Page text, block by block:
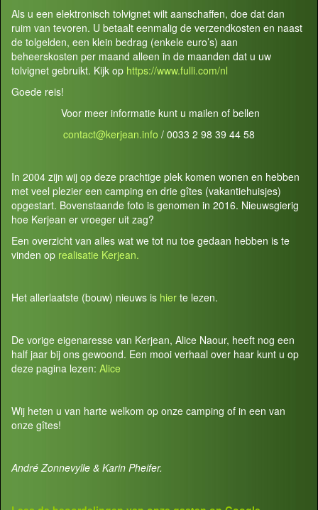
Als u een elektronisch tolvignet wilt aanschaffen, doe dat dan
ruim van tevoren. U betaalt eenmalig de verzendkosten en naast
de tolgelden, een klein bedrag (enkele euro’s) aan
beheerskosten per maand alleen in de maanden dat u uw
tolvignet gebruikt. Kijk op https://www.fulli.com/nl
Goede reis!
Voor meer informatie kunt u mailen of bellen
contact@kerjean.info / 0033 2 98 39 44 58
In 2004 zijn wij op deze prachtige plek komen wonen en hebben
met veel plezier een camping en drie gîtes (vakantiehuisjes)
opgestart. Bovenstaande foto is genomen in 2016. Nieuwsgierig
hoe Kerjean er vroeger uit zag?
Een overzicht van alles wat we tot nu toe gedaan hebben is te
vinden op realisatie Kerjean.
Het allerlaatste (bouw) nieuws is hier te lezen.
De vorige eigenaresse van Kerjean, Alice Naour, heeft nog een
half jaar bij ons gewoond. Een mooi verhaal over haar kunt u op
deze pagina lezen: Alice
Wij heten u van harte welkom op onze camping of in een van
onze gîtes!
André Zonnevylle & Karin Pheifer.